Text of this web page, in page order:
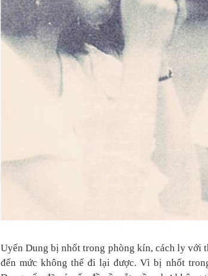
Uyển Dung bị nhốt trong phòng kín, cách ly với
đến mức không thể đi lại được. Vì bị nhốt